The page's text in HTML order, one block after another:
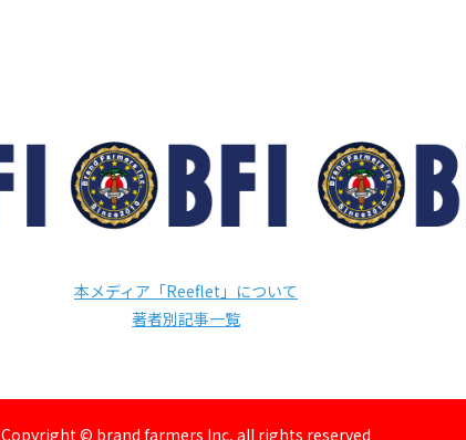
本メディア「Reeflet」について
著者別記事一覧
Copyright © brand farmers Inc, all rights reserved